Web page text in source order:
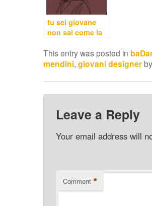
tu sei giovane
non sai come la
This entry was posted in
mendini, giovani designerby
Leave a Reply
Your email address will
Comment *